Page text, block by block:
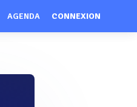
AGENDA CONNEXION